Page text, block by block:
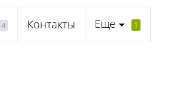
4 Контакты Еще 1